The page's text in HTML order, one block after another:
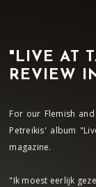
"LIVE AT
REVIEW
For our Flemish
Petreikis' album
magazine.
"Ik moest eerlijk